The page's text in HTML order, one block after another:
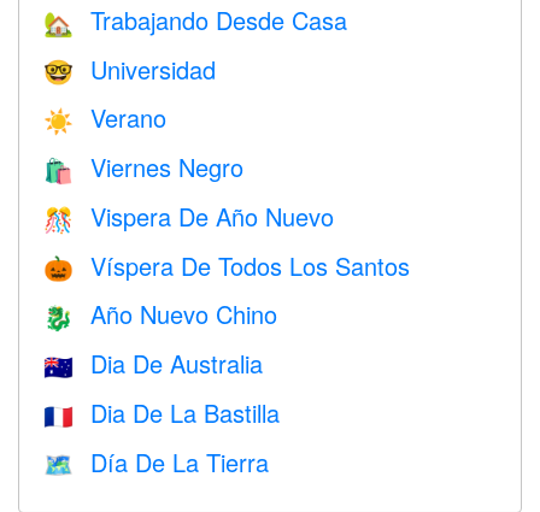
🏡 Trabajando Desde Casa
🤓 Universidad
☀️ Verano
🛍 Viernes Negro
🎊 Vispera De Año Nuevo
🎃 Víspera De Todos Los Santos
🐉 Año Nuevo Chino
🇦🇺 Dia De Australia
🇫🇷 Dia De La Bastilla
🗺️ Día De La Tierra